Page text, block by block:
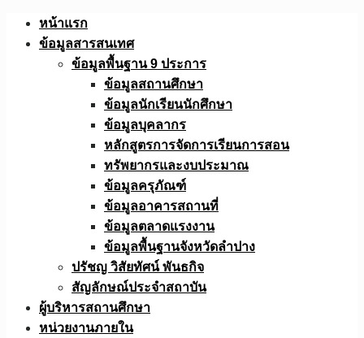
Skip
หน้าแรก
ข้อมูลสารสนเทศ
ข้อมูลพื้นฐาน 9 ประการ
ข้อมูลสถานศึกษา
ข้อมูลนักเรียนนักศึกษา
ข้อมูลบุคลากร
หลักสูตรการจัดการเรียนการสอน
ทรัพยากรและงบประมาณ
ข้อมูลครุภัณฑ์
ข้อมูลอาคารสถานที่
ข้อมูลตลาดแรงงาน
ข้อมูลพื้นฐานจังหวัดลำปาง
ปรัชญ วิสัยทัศน์ พันธกิจ
สัญลักษณ์ประจำสถาบัน
ผู้บริหารสถานศึกษา
หน่วยงานภายใน